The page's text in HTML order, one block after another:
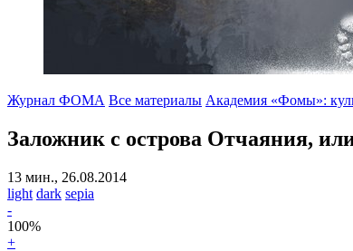
Журнал ФОМА Все материалы Академия «Фомы»:
Заложник с острова Отчаяния,
13 мин., 26.08.2014
light dark sepia
-
100%
+